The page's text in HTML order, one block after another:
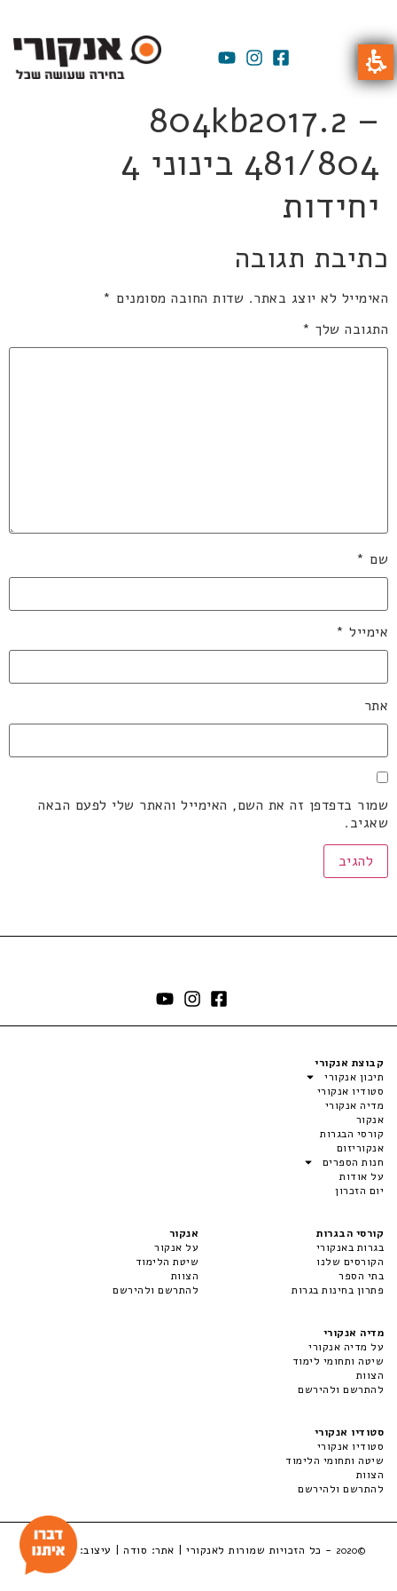
804kb2017.2 –
481/804 בינוני 4
יחידות
כתיבת תגובה
האימייל לא יוצג באתר. שדות החובה מסומנים *
התגובה שלך *
שם *
אימייל *
אתר
שמור בדפדפן זה את השם, האימייל והאתר שלי לפעם הבאה
שאגיב.
קבוצת אנקורי
תיכון אנקורי
סטודיו אנקורי
מדיה אנקורי
אנקור
קורסי הבגרות
אנקוריזום
חנות הספרים
על אודות
יום הזכרון
קורסי הבגרות
בגרות באנקורי
הקורסים שלנו
בתי הספר
פתרון בחינות בגרות
אנקור
על אנקור
שיטת הלימוד
הצוות
להתרשם ולהירשם
מדיה אנקורי
על מדיה אנקורי
שיטה ותחומי לימוד
הצוות
להתרשם ולהירשם
סטודיו אנקורי
סטודיו אנקורי
שיטה ותחומי הלימוד
הצוות
להתרשם ולהירשם
©2020 - כל הזכויות שמורות לאנקורי | אתר: סודה| עיצוב:LuckyBox